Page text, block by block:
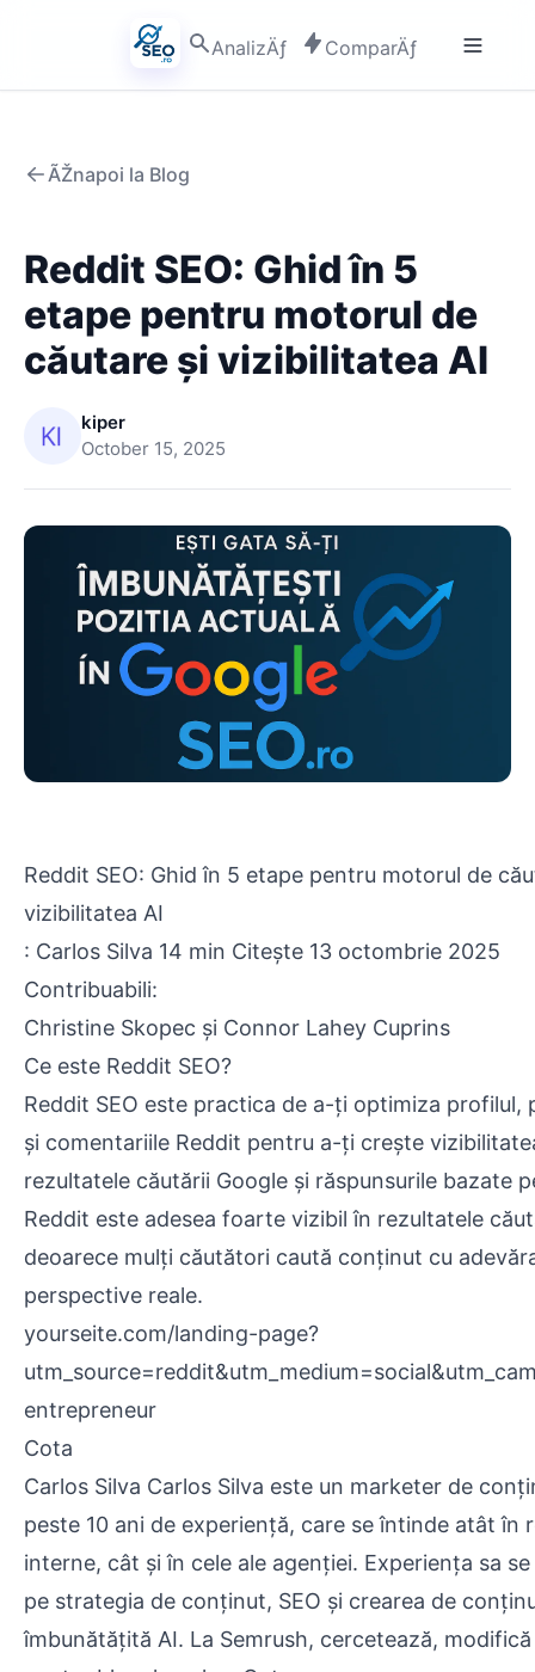
AnalizÄƒ ComparÄƒ
ÃŽnapoi la Blog
Reddit SEO: Ghid în 5
etape pentru motorul de
căutare și vizibilitatea AI
kiper
October 15, 2025
Reddit SEO: Ghid în 5 etape pentru motorul de
vizibilitatea AI
: Carlos Silva 14 min Citește 13 octombrie 2025
Contribuabili:
Christine Skopec și Connor Lahey Cuprins
Ce este Reddit SEO?
Reddit SEO este practica de a-ți optimiza profilul,
și comentariile Reddit pentru a-ți crește
rezultatele căutării Google și răspunsurile bazate
Reddit este adesea foarte vizibil în rezultatele
deoarece mulți căutători caută conținut cu
perspective reale.
yourseite.com/landing-page?
entrepreneur
Cota
Carlos Silva Carlos Silva este un marketer de
peste 10 ani de experiență, care se întinde atât în
interne, cât și în cele ale agenției. Experiența sa
pe strategia de conținut, SEO și crearea de
îmbunătățită AI. La Semrush, cercetează,